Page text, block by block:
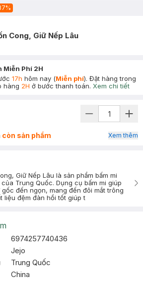
%
Cong, Giữ Nếp Lâu
Miễn Phí 2H
17h hôm nay (Miễn phí). Đặt hàng trong
hàng 2H ở bước thanh toán. Xem chi tiết
còn sản phẩm Xem thêm
Giữ Nếp Lâu là sản phẩm bấm mi
Trung Quốc. Dụng cụ bấm mi giúp
đến ngọn, mang đến đôi mắt trông
liệu đệm đàn hồi tốt giúp t
6974257740436
Jejo
Trung Quốc
China